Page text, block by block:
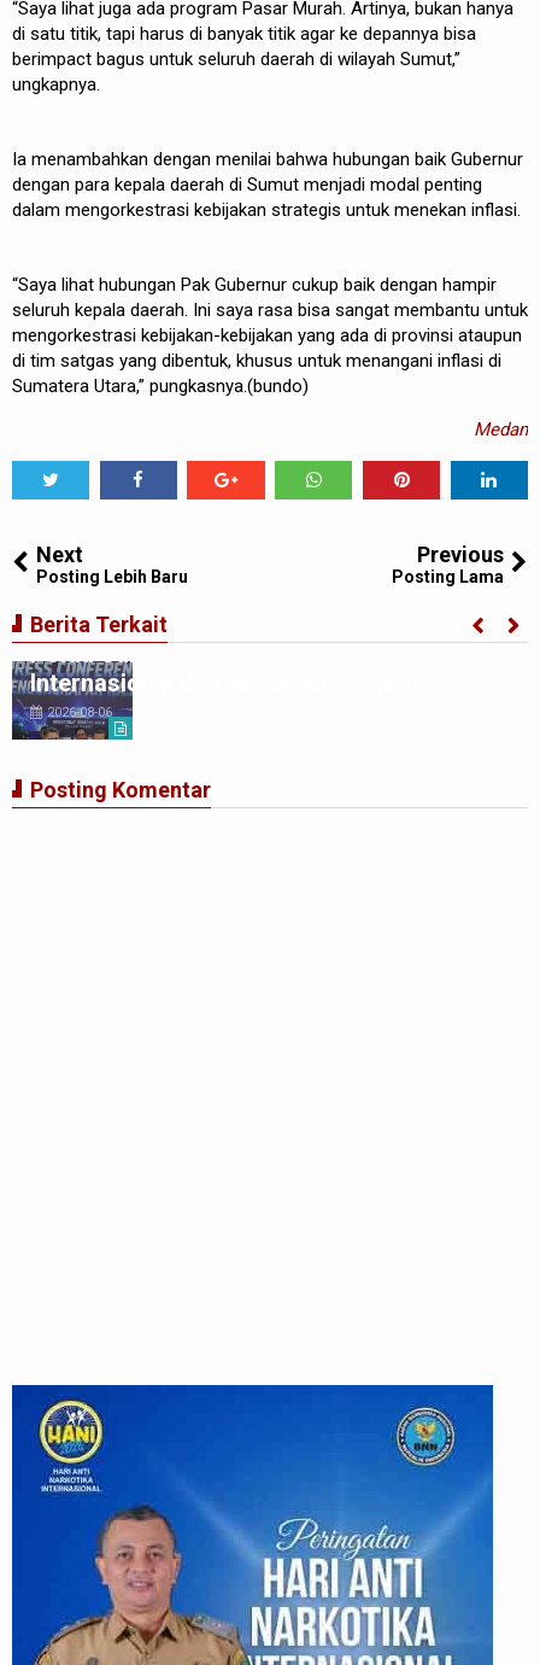
“Saya lihat juga ada program Pasar Murah. Artinya, bukan hanya
di satu titik, tapi harus di banyak titik agar ke depannya bisa
berimpact bagus untuk seluruh daerah di wilayah Sumut,”
ungkapnya.
Ia menambahkan dengan menilai bahwa hubungan baik Gubernur
dengan para kepala daerah di Sumut menjadi modal penting
dalam mengorkestrasi kebijakan strategis untuk menekan inflasi.
“Saya lihat hubungan Pak Gubernur cukup baik dengan hampir
seluruh kepala daerah. Ini saya rasa bisa sangat membantu untuk
mengorkestrasi kebijakan-kebijakan yang ada di provinsi ataupun
di tim satgas yang dibentuk, khusus untuk menangani inflasi di
Sumatera Utara,” pungkasnya.(bundo)
Medan
Next
Posting Lebih Baru
Previous
Posting Lama
Berita Terkait
Internasional di Apartemen Medan
2026-08-06
Posting Komentar